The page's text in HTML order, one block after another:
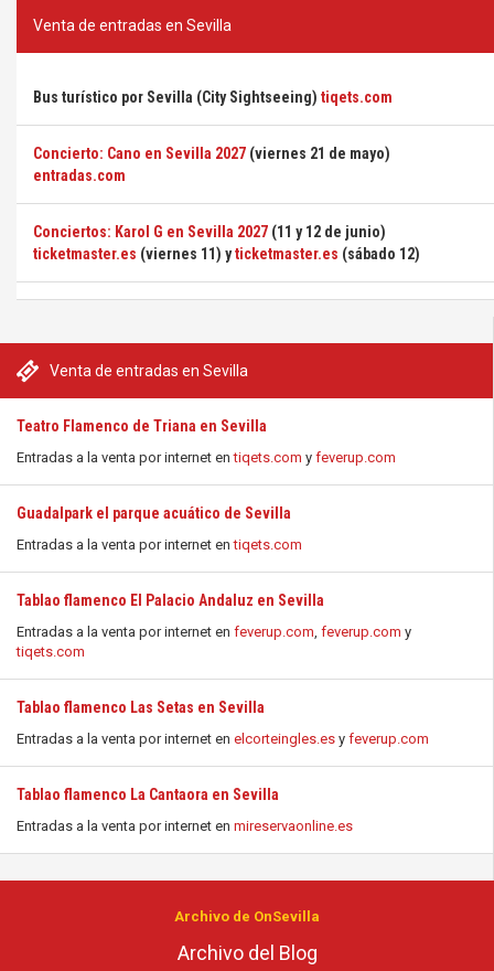
Venta de entradas en Sevilla
Teatro Flamenco de Triana en Sevilla
Entradas a la venta por internet entiqets.com y feverup.com
Guadalpark el parque acuático de Sevilla
Entradas a la venta por internet entiqets.com
Tablao flamenco El Palacio Andaluz en Sevilla
Entradas a la venta por internet en feverup.com, feverup.com y
tiqets.com
Tablao flamenco Las Setas en Sevilla
Entradas a la venta por internet en elcorteingles.es y feverup.com
Tablao flamenco La Cantaora en Sevilla
Entradas a la venta por internet en mireservaonline.es
Venta de entradas en Sevilla
Bus turístico por Sevilla (City Sightseeing) tiqets.com
Concierto: Cano en Sevilla 2027 (viernes 21 de mayo)
entradas.com
Conciertos: Karol G en Sevilla 2027 (11 y 12 de junio)
ticketmaster.es (viernes 11) yticketmaster.es (sábado 12)
Archivo de OnSevilla
Archivo del Blog